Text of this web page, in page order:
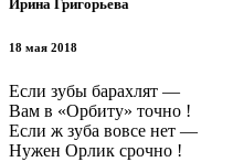
Ирина Григорьева
18 мая 2018
Если зубы барахлят —
Вам в «Орбиту» точно !
Если ж зуба вовсе нет —
Нужен Орлик срочно !